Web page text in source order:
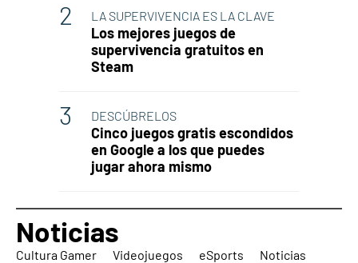
LA SUPERVIVENCIA ES LA CLAVE
Los mejores juegos de
supervivencia gratuitos en
Steam
DESCÚBRELOS
Cinco juegos gratis escondidos
en Google a los que puedes
jugar ahora mismo
Noticias
Cultura Gamer Videojuegos eSports
Noticias